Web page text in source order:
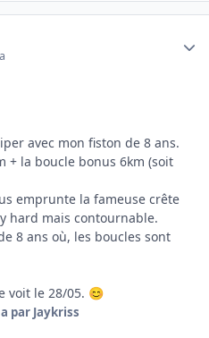
avec mon fiston de 8 ans.
+ la boucle bonus 6km (soit
emprunte la fameuse crête
hard mais contournable.
8 ans où, les boucles sont
voit le 28/05. 😊
par Jaykriss